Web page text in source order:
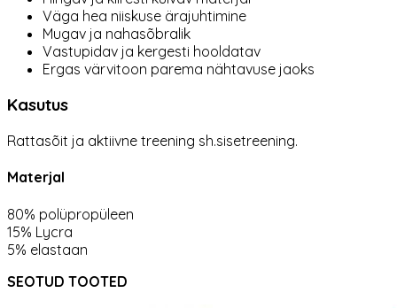
Väga hea niiskuse ärajuhtimine
Mugav ja nahasõbralik
Vastupidav ja kergesti hooldatav
Ergas värvitoon parema nähtavuse jaoks
Kasutus
Rattasõit ja aktiivne treening sh.sisetreening.
Materjal
80% polüpropüleen
15% Lycra
5% elastaan
SEOTUD TOOTED